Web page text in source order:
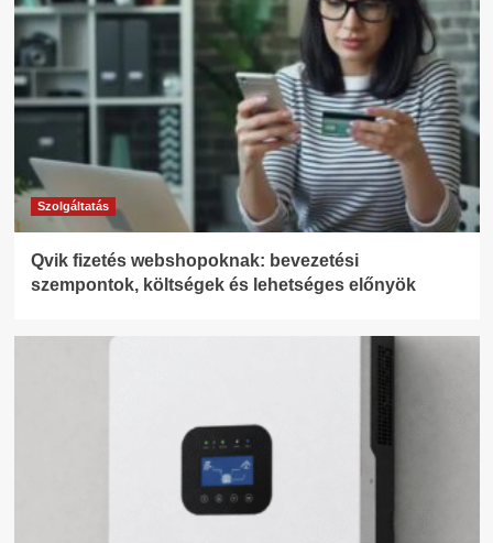
Szolgáltatás
Qvik fizetés webshopoknak: bevezetési
szempontok, költségek és lehetséges előnyök